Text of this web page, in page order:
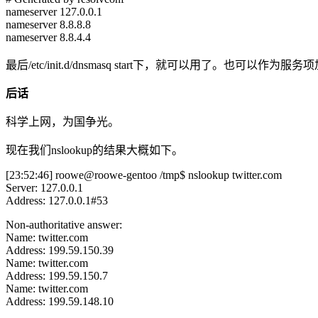
nameserver 127.0.0.1
nameserver 8.8.8.8
nameserver 8.8.4.4
最后/etc/init.d/dnsmasq start下，就可以用了。也可以作为服务项
后话
科学上网，为国争光。
现在我们nslookup的结果大概如下。
[23:52:46] roowe@roowe-gentoo /tmp$ nslookup twitter.com
Server: 127.0.0.1
Address: 127.0.0.1#53
Non-authoritative answer:
Name: twitter.com
Address: 199.59.150.39
Name: twitter.com
Address: 199.59.150.7
Name: twitter.com
Address: 199.59.148.10